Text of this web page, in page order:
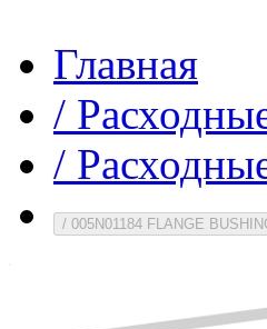
Главная
/
/
/ 005N01184 FLANGE